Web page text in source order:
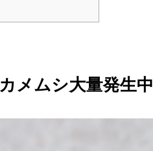
カメムシ大量発生中